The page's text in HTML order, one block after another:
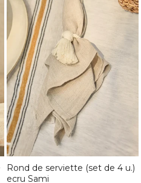
Rond de serviette (set de 4 u.)
ecru Sami